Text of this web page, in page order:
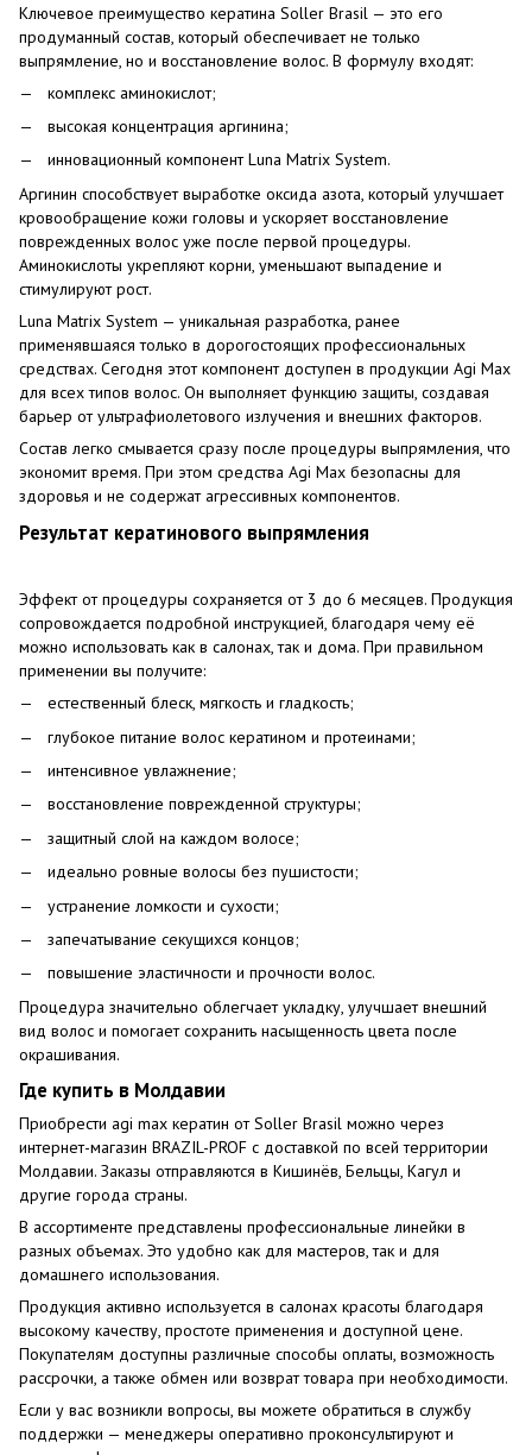
Ключевое преимущество кератина Soller Brasil — это его
продуманный состав, который обеспечивает не только
выпрямление, но и восстановление волос. В формулу входят:
комплекс аминокислот;
высокая концентрация аргинина;
инновационный компонент Luna Matrix System.
Аргинин способствует выработке оксида азота, который улучшает
кровообращение кожи головы и ускоряет восстановление
поврежденных волос уже после первой процедуры.
Аминокислоты укрепляют корни, уменьшают выпадение и
стимулируют рост.
Luna Matrix System — уникальная разработка, ранее
применявшаяся только в дорогостоящих профессиональных
средствах. Сегодня этот компонент доступен в продукции Agi Max
для всех типов волос. Он выполняет функцию защиты, создавая
барьер от ультрафиолетового излучения и внешних факторов.
Состав легко смывается сразу после процедуры выпрямления, что
экономит время. При этом средства Agi Max безопасны для
здоровья и не содержат агрессивных компонентов.
Результат кератинового выпрямления
Эффект от процедуры сохраняется от 3 до 6 месяцев. Продукция
сопровождается подробной инструкцией, благодаря чему её
можно использовать как в салонах, так и дома. При правильном
применении вы получите:
естественный блеск, мягкость и гладкость;
глубокое питание волос кератином и протеинами;
интенсивное увлажнение;
восстановление поврежденной структуры;
защитный слой на каждом волосе;
идеально ровные волосы без пушистости;
устранение ломкости и сухости;
запечатывание секущихся концов;
повышение эластичности и прочности волос.
Процедура значительно облегчает укладку, улучшает внешний
вид волос и помогает сохранить насыщенность цвета после
окрашивания.
Где купить в Молдавии
Приобрести agi max кератин от Soller Brasil можно через
интернет-магазин BRAZIL-PROF с доставкой по всей территории
Молдавии. Заказы отправляются в Кишинёв, Бельцы, Кагул и
другие города страны.
В ассортименте представлены профессиональные линейки в
разных объемах. Это удобно как для мастеров, так и для
домашнего использования.
Продукция активно используется в салонах красоты благодаря
высокому качеству, простоте применения и доступной цене.
Покупателям доступны различные способы оплаты, возможность
рассрочки, а также обмен или возврат товара при необходимости.
Если у вас возникли вопросы, вы можете обратиться в службу
поддержки — менеджеры оперативно проконсультируют и